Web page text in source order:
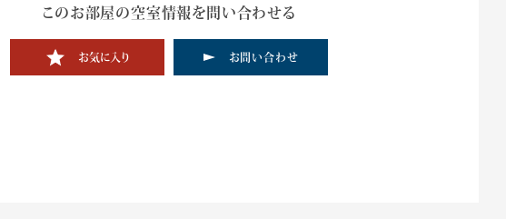
このお部屋の空室情報を問い合わせる
お気に入り お問い合わせ